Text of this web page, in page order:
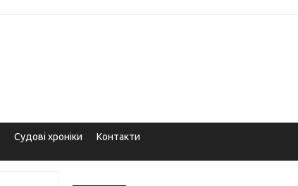
Судові хроніки Контакти